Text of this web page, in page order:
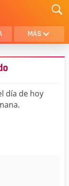
MÁS
AMOR
HIJA
día de hoy